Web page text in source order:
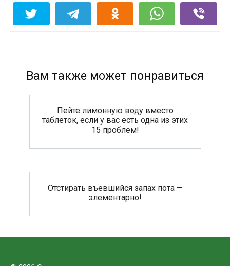
Вам также может понравиться
Пейте лимонную воду вместо
таблеток, если у вас есть одна из этих
15 проблем!
Отстирать въевшийся запах пота —
элементарно!